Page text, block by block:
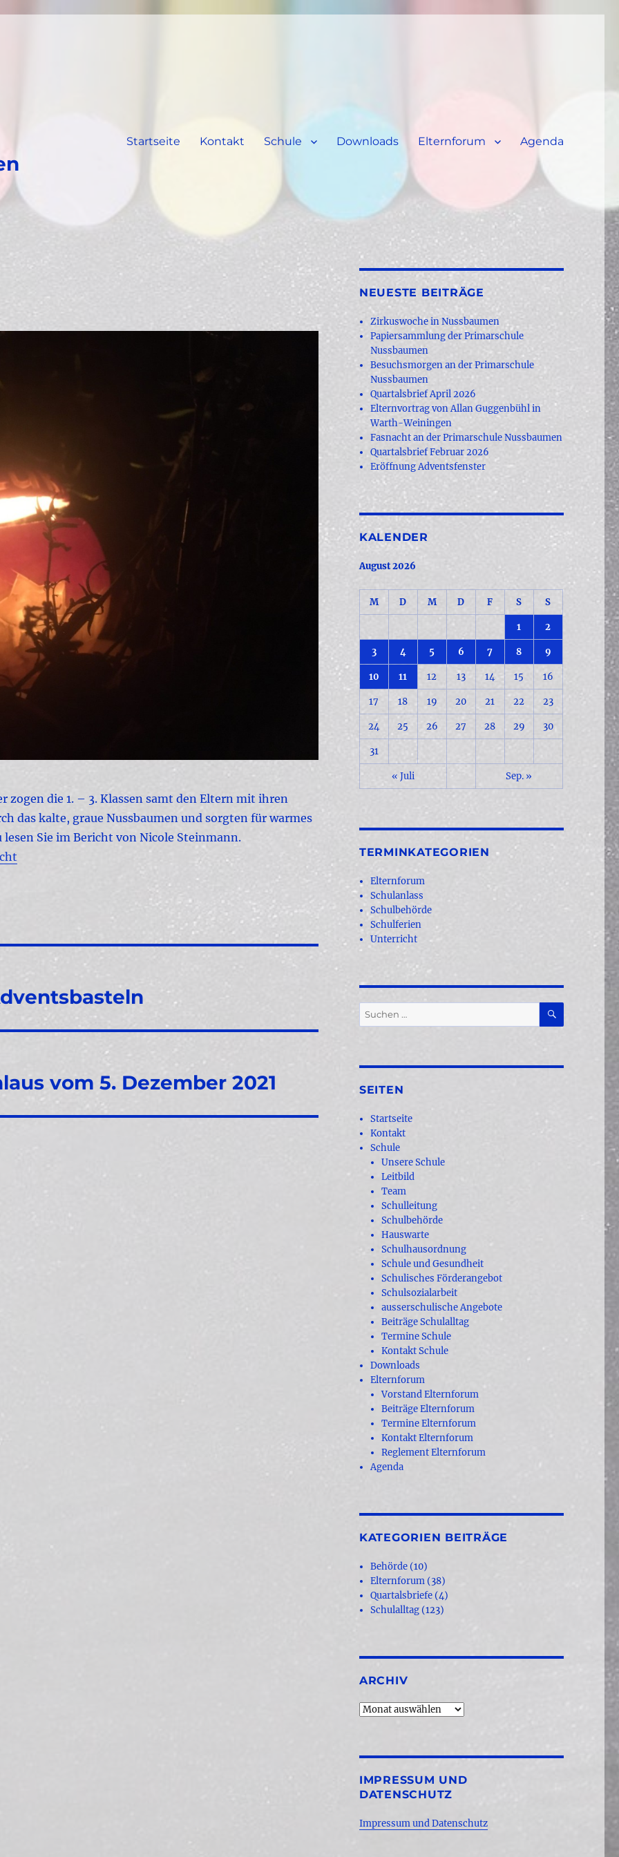
Startseite Kontakt Schule Downloads Elternforum Agenda
zogen die 1. – 3. Klassen samt den Eltern mit ihren
das kalte, graue Nussbaumen und sorgten für warmes
Sie im Bericht von Nicole Steinmann.
vom 5. Dezember 2021
NEUESTE BEITRÄGE
Zirkuswoche in Nussbaumen
Papiersammlung der Primarschule
Nussbaumen
Besuchsmorgen an der Primarschule
Nussbaumen
Quartalsbrief April 2026
Elternvortrag von Allan Guggenbühl in
Warth-Weiningen
Fasnacht an der Primarschule Nussbaumen
Quartalsbrief Februar 2026
Eröffnung Adventsfenster
KALENDER
August 2026
M D M D F S S
1 2
3 4 5 6 7 8 9
10 11 12 13 14 15 16
17 18 19 20 21 22 23
24 25 26 27 28 29 30
31
« Juli Sep. »
TERMINKATEGORIEN
Elternforum
Schulanlass
Schulbehörde
Schulferien
Unterricht
Suchen
nach:
SUCHEN
SEITEN
Startseite
Kontakt
Schule
Unsere Schule
Leitbild
Team
Schulleitung
Schulbehörde
Hauswarte
Schulhausordnung
Schule und Gesundheit
Schulisches Förderangebot
Schulsozialarbeit
ausserschulische Angebote
Beiträge Schulalltag
Termine Schule
Kontakt Schule
Downloads
Elternforum
Vorstand Elternforum
Beiträge Elternforum
Termine Elternforum
Kontakt Elternforum
Reglement Elternforum
Agenda
KATEGORIEN BEITRÄGE
Behörde (10)
Elternforum (38)
Quartalsbriefe (4)
Schulalltag (123)
ARCHIV
Archiv
IMPRESSUM UND
DATENSCHUTZ
Impressum und Datenschutz